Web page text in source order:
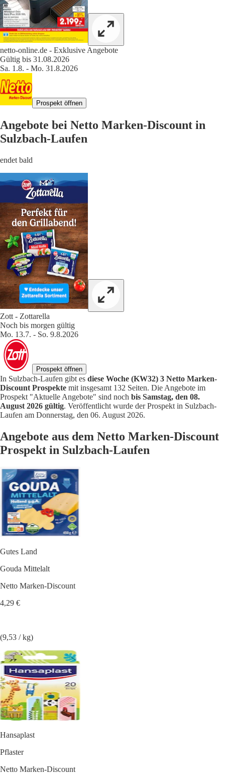
netto-online.de - Exklusive Angebote
Gültig bis 31.08.2026
Sa. 1.8. - Mo. 31.8.2026
Prospekt öffnen
Angebote bei Netto Marken-Discount in
Sulzbach-Laufen
endet bald
Zott - Zottarella
Noch bis morgen gültig
Mo. 13.7. - So. 9.8.2026
Prospekt öffnen
In Sulzbach-Laufen gibt es diese Woche (KW32) 3 Netto Marken-
Discount Prospekte mit insgesamt 132 Seiten. Die Angebote im
Prospekt "Aktuelle Angebote" sind noch bis Samstag, den 08.
August 2026 gültig. Veröffentlicht wurde der Prospekt in Sulzbach-
Laufen am Donnerstag, den 06. August 2026.
Angebote aus dem Netto Marken-Discount
Prospekt in Sulzbach-Laufen
Gutes Land
Gouda Mittelalt
Netto Marken-Discount
4,29 €
(9,53 / kg)
Hansaplast
Pflaster
Netto Marken-Discount